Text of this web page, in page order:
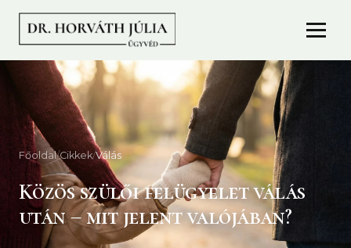
Főoldal/Cikkek/Válás
Közös szülői felügyelet válás
után – mit jelent valójában?